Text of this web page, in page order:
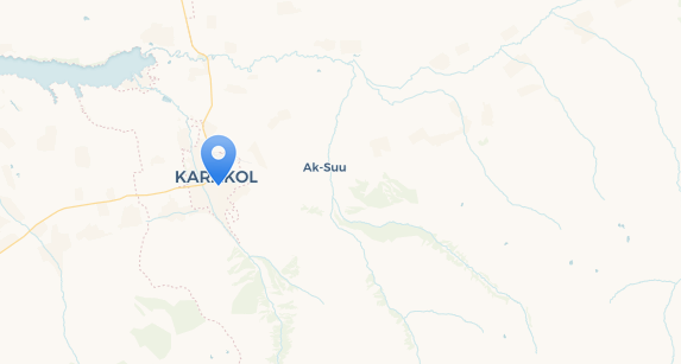
Travelers' Map wird geladen …
Wenn du dies siehst, nachdem deine Seite vollständig geladen wurde,
fehlen leafletJS-Dateien.